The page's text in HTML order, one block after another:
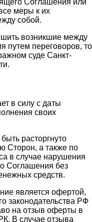
Соглашения или
меры к их
собой.
возникшие между
путем переговоров, то
суде Санкт-
в силу с даты
своих
расторгнуто
Сторон, а также по
в случае нарушения
Соглашения без
средств.
является офертой,
законодательства РФ
на отзыв оферты в
В случае отзыва